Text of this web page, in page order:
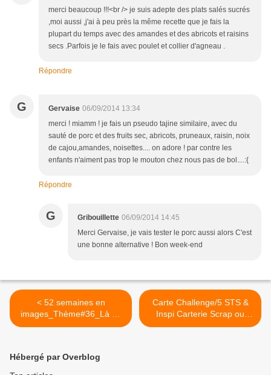
merci beaucoup !!!<br /> je suis adepte des plats salés sucrés
,moi aussi ,j'ai à peu près la même recette que je fais la
plupart du temps avec des amandes et des abricots et raisins
secs .Parfois je le fais avec poulet et collier d'agneau .
Répondre
G Gervaise 06/09/2014 13:34
merci ! miamm ! je fais un pseudo tajine similaire, avec du
sauté de porc et des fruits sec, abricots, pruneaux, raisin, noix
de cajou,amandes, noisettes.... on adore ! par contre les
enfants n'aiment pas trop le mouton chez nous pas de bol....:{
Répondre
G Gribouillette 06/09/2014 14:45
Merci Gervaise, je vais tester le porc aussi alors C'est
une bonne alternative ! Bon week-end
< 52 semaines en
images_Thème#36_Là où
je travaille
Carte Challenge/5 STS &
Inspi Carterie Scrap ou
Café >
Hébergé par Overblog